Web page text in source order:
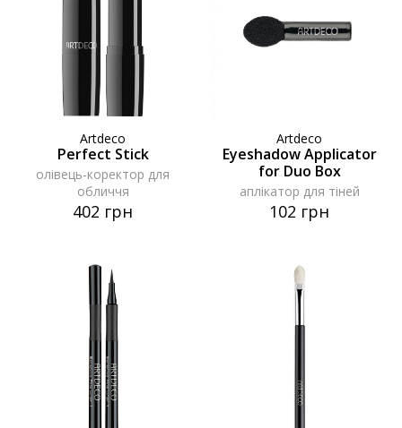
Artdeco
Perfect Stick
олівець-коректор для
обличчя
402 грн
Artdeco
Eyeshadow Applicator
for Duo Box
аплікатор для тіней
102 грн